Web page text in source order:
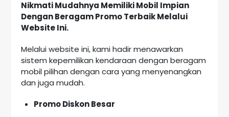
Nikmati Mudahnya Memiliki Mobil Impian
Dengan Beragam Promo Terbaik Melalui
Website Ini.
Melalui website ini, kami hadir menawarkan
sistem kepemilikan kendaraan dengan beragam
mobil pilihan dengan cara yang menyenangkan
dan juga mudah.
Promo Diskon Besar